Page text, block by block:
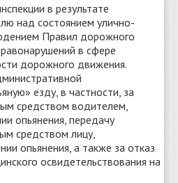
в результате
над состоянием улично-
Правил дорожного
в сфере
дорожного движения.
езду, в частности, за
средством водителем,
опьянения, передачу
средством лицу,
опьянения, а также за отказ
освидетельствования на